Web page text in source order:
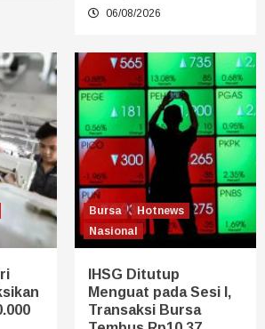
06/08/2026
Bursa
Hotnews
Nasional
IHSG Ditutup
Menguat pada Sesi I,
Transaksi Bursa